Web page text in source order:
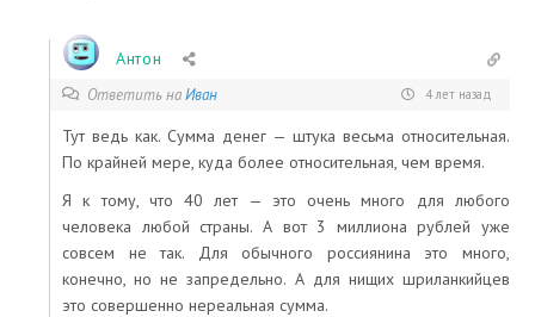
Антон
Ответить наИван 4 лет назад
Тут ведь как. Сумма денег — штука весьма относительная.
По крайней мере, куда более относительная, чем время.
Я к тому, что 40 лет — это очень много для любого
человека любой страны. А вот 3 миллиона рублей уже
совсем не так. Для обычного россиянина это много,
конечно, но не запредельно. А для нищих шриланкийцев
это совершенно нереальная сумма.